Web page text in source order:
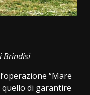
Brindisi
“Mare
quello di garantire